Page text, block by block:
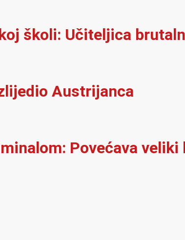
školi: Učiteljica
Austrijanca
Povećava veliki